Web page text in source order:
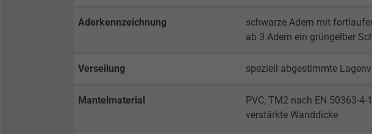
Aderkennzeichnung
schwarze Adern mit
ab 3 Adern ein grüngelber
Verseilung speziell abgestimmte
Mantelmaterial
PVC, TM2 nach EN 50363-4-
verstärkte Wanddicke